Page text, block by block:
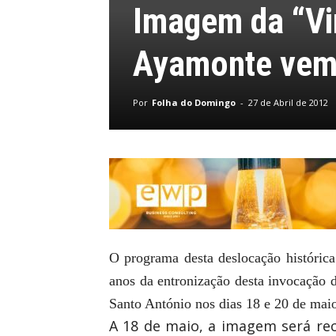
Imagem da
Ayamonte
Por Folha do Domingo - 27 de Abril de 2012
O programa desta deslocação
anos da entronização desta
Santo António nos dias 18 e 20 de
A 18 de maio, a imagem será